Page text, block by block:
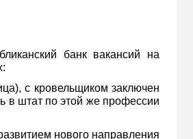
банк вакансий на
с кровельщиком заключен
в штат по этой же профессии
нового направления